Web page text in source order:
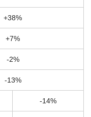
+38%
+7%
-2%
-13%
-14%